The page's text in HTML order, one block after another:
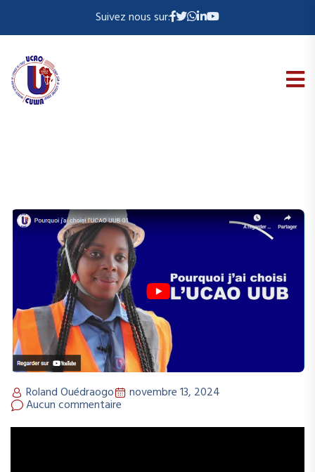
Suivez nous sur:
Roland Ouédraogo novembre 13, 2024
Aucun commentaire